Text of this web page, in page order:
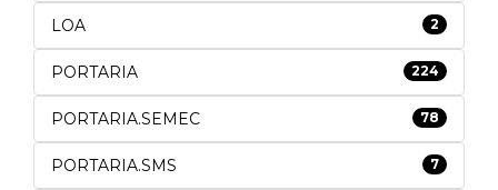
LOA 2
PORTARIA 224
PORTARIA.SEMEC 78
PORTARIA.SMS 7